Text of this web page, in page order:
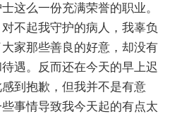
这么一份充满荣誉的职业。
不起我守护的病人，我辜负
家那些善良的好意，却没有
遇。反而还在今天的早上迟
到抱歉，但我并不是有意
事情导致我今天起的有点太